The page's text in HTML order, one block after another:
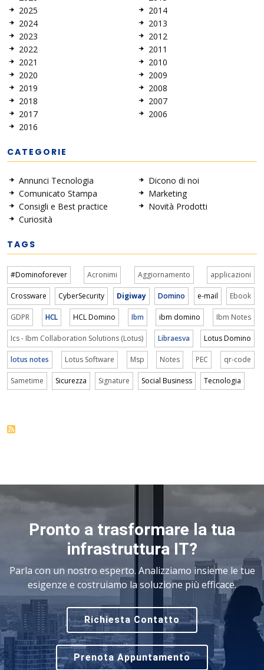
2025
2024
2023
2022
2021
2020
2019
2018
2017
2016
2014
2013
2012
2011
2010
2009
2008
2007
2006
CATEGORIE
Annunci Tecnologia
Comunicato Stampa
Consigli e Best practice
Curiosità
Dicono di noi
Marketing
Novità Prodotti
TAGS
#Dominoforever Acronimi Aggiornamento applicazioni
Crossware CyberSecurity Digiway Domino e-mail Ebook
GDPR HCL HCL Domino Ibm ibm domino Ibm Notes
Ics - Ibm Collaboration Solutions (Lotus) Libraesva Lotus Domino
lotus notes Lotus Software Msp Notes PEC qr-code
Sametime Sicurezza Signature Social Business Tecnologia
Pronto a trasformare la tua
infrastruttura IT?
Parla con un nostro esperto. Analizziamo insieme le tue
esigenze e costruiamo la soluzione più efficace.
Richiesta Contatto
Prenota Appuntamento